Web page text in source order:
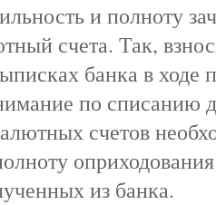
и полноту
счета. Так,
банка в ходе
по списанию
счетов
из банка.